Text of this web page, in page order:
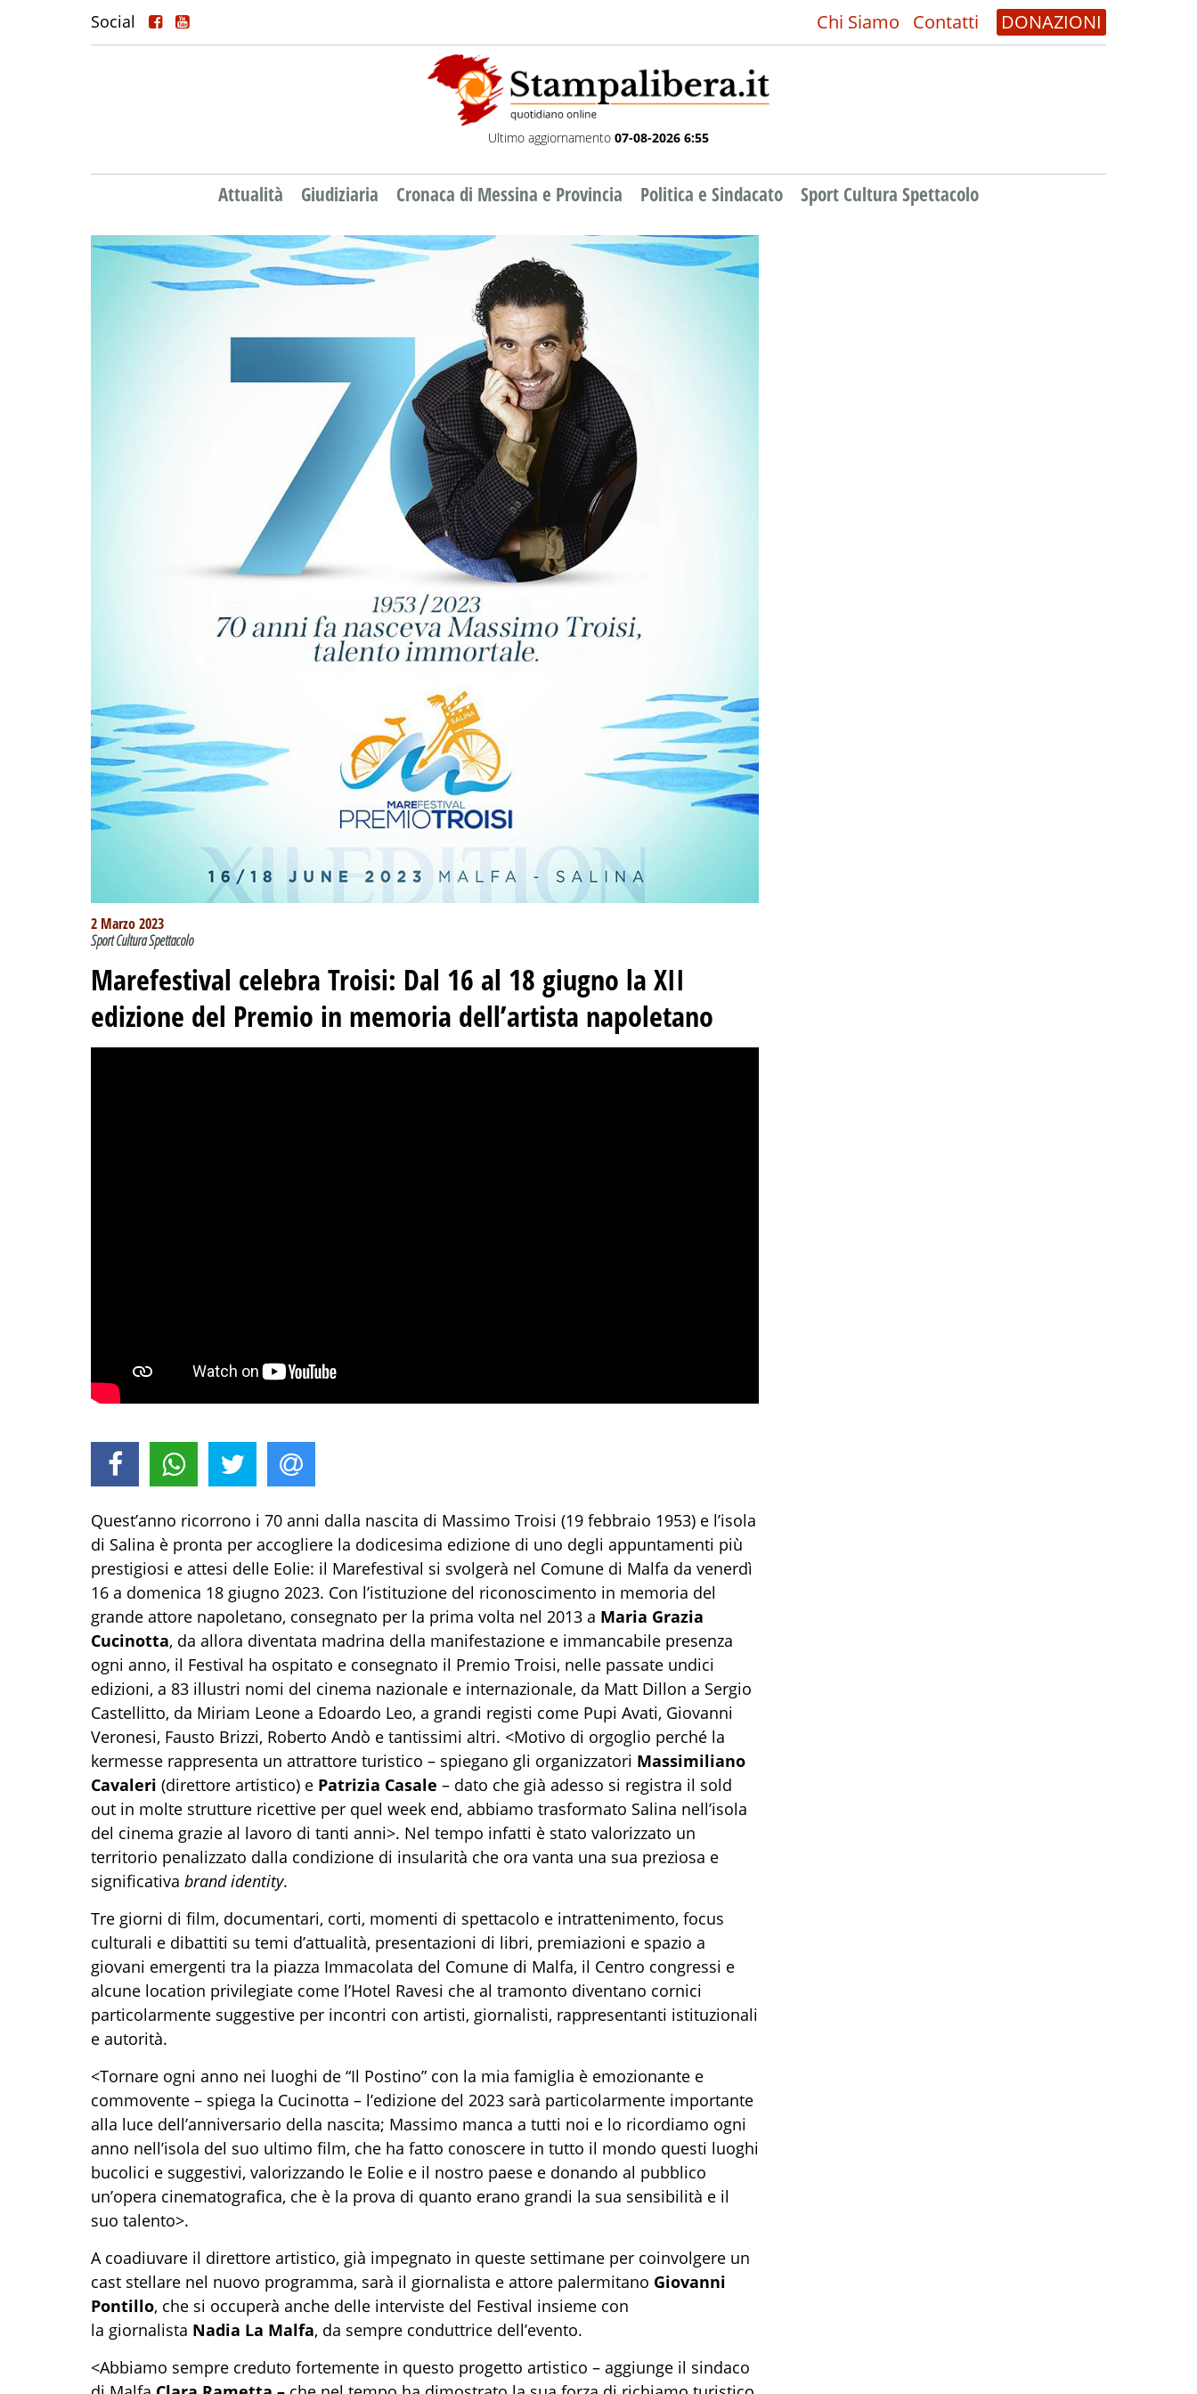
Social Chi Siamo Contatti DONAZIONI
Ultimo aggiornamento 07-08-2026 6:55
Attualità Giudiziaria Cronaca di Messina e Provincia Politica e Sindacato Sport Cultura Spettacolo
2 Marzo 2023
Sport Cultura Spettacolo
Marefestival celebra Troisi: Dal 16 al 18 giugno la XII
edizione del Premio in memoria dell’artista napoletano
Quest’anno ricorrono i 70 anni dalla nascita di Massimo Troisi (19 febbraio 1953) e l’isola
di Salina è pronta per accogliere la dodicesima edizione di uno degli appuntamenti più
prestigiosi e attesi delle Eolie: il Marefestival si svolgerà nel Comune di Malfa da venerdì
16 a domenica 18 giugno 2023. Con l’istituzione del riconoscimento in memoria del
grande attore napoletano, consegnato per la prima volta nel 2013 a Maria Grazia
Cucinotta, da allora diventata madrina della manifestazione e immancabile presenza
ogni anno, il Festival ha ospitato e consegnato il Premio Troisi, nelle passate undici
edizioni, a 83 illustri nomi del cinema nazionale e internazionale, da Matt Dillon a Sergio
Castellitto, da Miriam Leone a Edoardo Leo, a grandi registi come Pupi Avati, Giovanni
Veronesi, Fausto Brizzi, Roberto Andò e tantissimi altri. <Motivo di orgoglio perché la
kermesse rappresenta un attrattore turistico – spiegano gli organizzatori Massimiliano
Cavaleri (direttore artistico) e Patrizia Casale – dato che già adesso si registra il sold
out in molte strutture ricettive per quel week end, abbiamo trasformato Salina nell’isola
del cinema grazie al lavoro di tanti anni>. Nel tempo infatti è stato valorizzato un
territorio penalizzato dalla condizione di insularità che ora vanta una sua preziosa e
significativa brand identity.
Tre giorni di film, documentari, corti, momenti di spettacolo e intrattenimento, focus
culturali e dibattiti su temi d’attualità, presentazioni di libri, premiazioni e spazio a
giovani emergenti tra la piazza Immacolata del Comune di Malfa, il Centro congressi e
alcune location privilegiate come l’Hotel Ravesi che al tramonto diventano cornici
particolarmente suggestive per incontri con artisti, giornalisti, rappresentanti istituzionali
e autorità.
<Tornare ogni anno nei luoghi de “Il Postino” con la mia famiglia è emozionante e
commovente – spiega la Cucinotta – l’edizione del 2023 sarà particolarmente importante
alla luce dell’anniversario della nascita; Massimo manca a tutti noi e lo ricordiamo ogni
anno nell’isola del suo ultimo film, che ha fatto conoscere in tutto il mondo questi luoghi
bucolici e suggestivi, valorizzando le Eolie e il nostro paese e donando al pubblico
un’opera cinematografica, che è la prova di quanto erano grandi la sua sensibilità e il
suo talento>.
A coadiuvare il direttore artistico, già impegnato in queste settimane per coinvolgere un
cast stellare nel nuovo programma, sarà il giornalista e attore palermitano Giovanni
Pontillo, che si occuperà anche delle interviste del Festival insieme con
la giornalista Nadia La Malfa, da sempre conduttrice dell’evento.
<Abbiamo sempre creduto fortemente in questo progetto artistico – aggiunge il sindaco